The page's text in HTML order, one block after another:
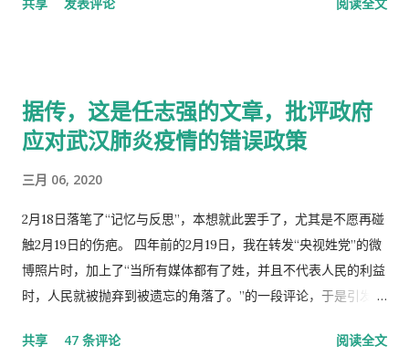
不是老师往学生头上戴，而是学生往老师头上戴。
据传，这是任志强的文章，批评政府
应对武汉肺炎疫情的错误政策
三月 06, 2020
2月18日落笔了“记忆与反思”，本想就此罢手了，尤其是不愿再碰
触2月19日的伤疤。 四年前的2月19日，我在转发“央视姓党”的微
博照片时，加上了“当所有媒体都有了姓，并且不代表人民的利益
时，人民就被抛弃到被遗忘的角落了。”的一段评论，于是引发了
分！因此，每年的2月19日我都坚决的放下手中的笔，以守护曾经
共享 47 条评论 阅读全文